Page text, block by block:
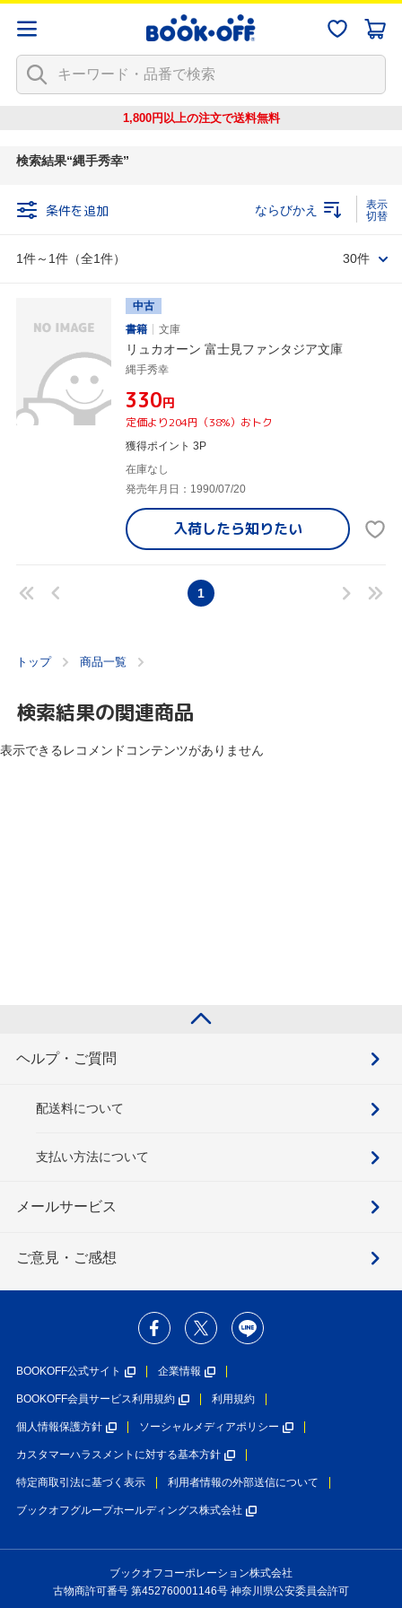
1,800円以上の注文で送料無料
検索結果 縄手秀幸
条件を追加
1件～1件（全1件）
ならびかえ
30件
中古
書籍
文庫
リュカオーン 富士見ファンタジア文庫
縄手秀幸
¥330円
定価より204円（38%）おトク
獲得ポイント 3P
在庫なし
発売年月日：1990/07/20
入荷したら知りたい
1
トップ 商品一覧
検索結果の関連商品
表示できるレコメンドコンテンツがありません
ヘルプ・ご質問
配送料について
支払い方法について
メールサービス
ご意見・ご感想
BOOKOFF公式サイト 企業情報
BOOKOFF会員サービス利用規約 利用規約
個人情報保護方針 ソーシャルメディアポリシー
カスタマーハラスメントに対する基本方針
特定商取引法に基づく表示 利用者情報の外部送信について
ブックオフグループホールディングス株式会社
ブックオフコーポレーション株式会社
古物商許可番号 第452760001146号 神奈川県公安委員会許可